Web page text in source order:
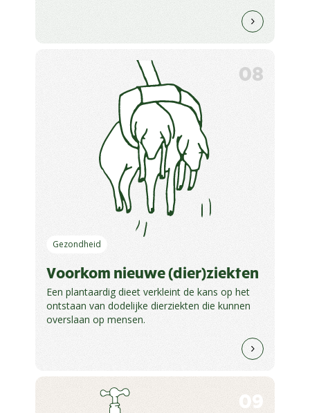
Gezondheid
08
Voorkom nieuwe (dier)ziekten
Een plantaardig dieet verkleint de kans op het
ontstaan van dodelijke dierziekten die kunnen
overslaan op mensen.
09